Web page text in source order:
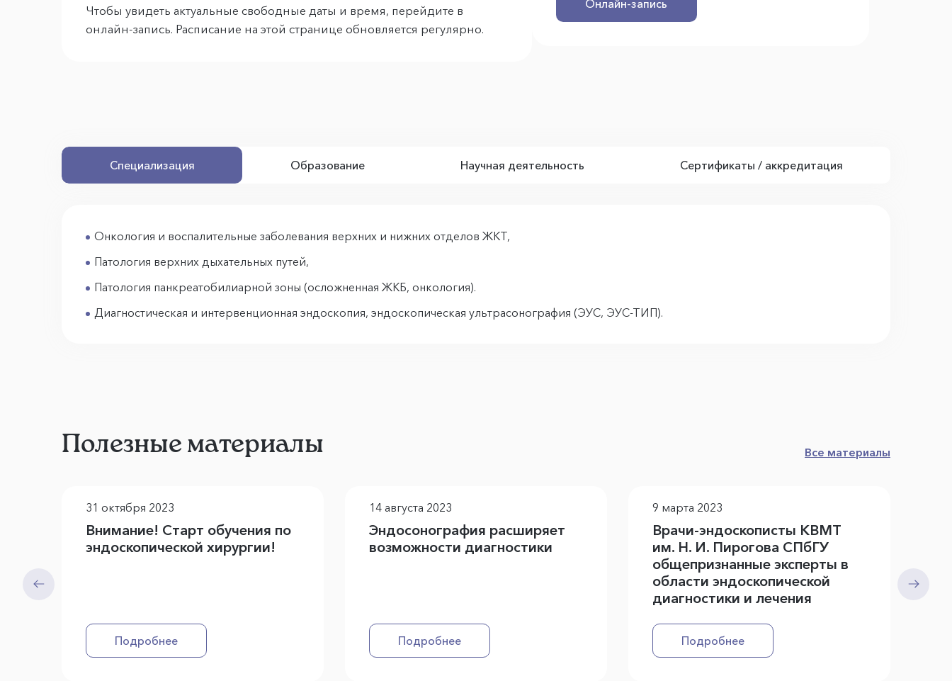
Чтобы увидеть актуальные свободные даты и время, перейдите в
онлайн-запись. Расписание на этой странице обновляется регулярно.
Онлайн-запись
Специализация Образование Научная деятельность Сертификаты / аккредитация
Онкология и воспалительные заболевания верхних и нижних отделов ЖКТ,
Патология верхних дыхательных путей,
Патология панкреатобилиарной зоны (осложненная ЖКБ, онкология).
Диагностическая и интервенционная эндоскопия, эндоскопическая ультрасонография (ЭУС, ЭУС-ТИП).
Полезные материалы Все материалы
31 октября 2023
Внимание! Старт обучения по
эндоскопической хирургии!
Подробнее
14 августа 2023
Эндосонография расширяет
возможности диагностики
Подробнее
9 марта 2023
Врачи-эндоскописты КВМТ
им. Н. И. Пирогова СПбГУ
общепризнанные эксперты в
области эндоскопической
диагностики и лечения
Подробнее